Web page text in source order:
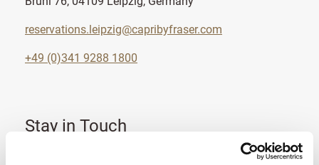
reservations.leipzig@capribyfraser.com
+49 (0)341 9288 1800
Stay in Touch
Become a member for exclusive offers and latest